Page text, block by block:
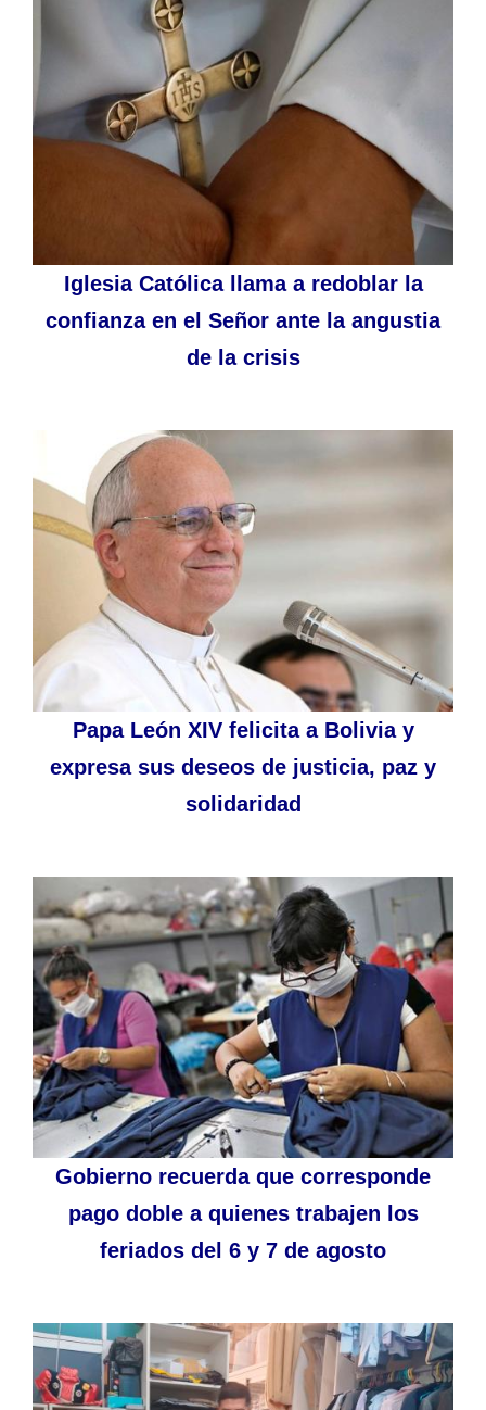
Iglesia Católica llama a redoblar la
confianza en el Señor ante la angustia
de la crisis
Papa León XIV felicita a Bolivia y
expresa sus deseos de justicia, paz y
solidaridad
Gobierno recuerda que corresponde
pago doble a quienes trabajen los
feriados del 6 y 7 de agosto